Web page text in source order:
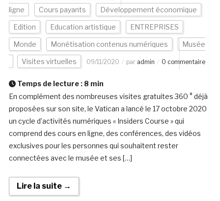
ligne Cours payants Développement économique
Edition Education artistique ENTREPRISES
Monde Monétisation contenus numériques Musée
Visites virtuelles 09/11/2020 par admin 0 commentaire
Temps de lecture : 8 min
En complément des nombreuses visites gratuites 360 ° déjà
proposées sur son site, le Vatican a lancé le 17 octobre 2020
un cycle d’activités numériques « Insiders Course » qui
comprend des cours en ligne, des conférences, des vidéos
exclusives pour les personnes qui souhaitent rester
connectées avec le musée et ses […]
Lire la suite →